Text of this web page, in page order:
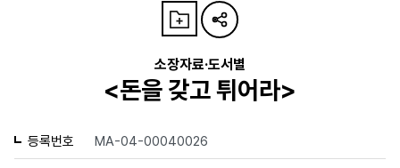
소장자료·도서별
<돈을 갖고 튀어라>
등록번호 MA-04-00040026